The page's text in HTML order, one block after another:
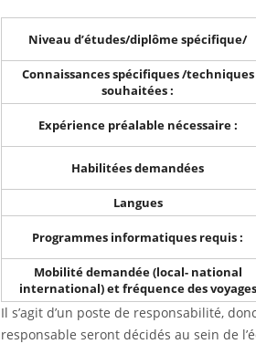
Niveau d’études/diplôme spécifique/
Connaissances spécifiques/techniques
souhaitées :
Expérience préalable nécessaire :
Habilitées demandées
Langues
Programmes informatiques requis :
Mobilité demandée (local- national
international) et fréquence des voyages
Il s’agit d’un poste de responsabilité,
responsable seront décidés au sein de